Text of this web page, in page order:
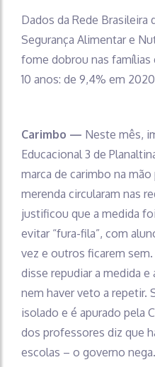
Dados da Rede Brasileira
Segurança Alimentar e
fome dobrou nas famílias
10 anos: de 9,4% em
Carimbo — Neste mês,
Educacional 3 de
marca de carimbo na
merenda circularam nas
justificou que a medida
evitar “fura-fila”, com
vez e outros ficarem sem.
disse repudiar a medida
nem haver veto a repetir.
isolado e é apurado pela
dos professores diz que
escolas – o governo nega.